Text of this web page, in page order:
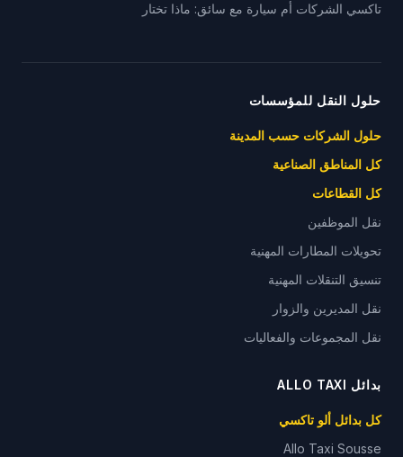
تاكسي الشركات أم سيارة مع سائق: ماذا تختار
حلول النقل للمؤسسات
حلول الشركات حسب المدينة
كل المناطق الصناعية
كل القطاعات
نقل الموظفين
تحويلات المطارات المهنية
تنسيق التنقلات المهنية
نقل المديرين والزوار
نقل المجموعات والفعاليات
بدائل ALLO TAXI
كل بدائل ألو تاكسي
Allo Taxi Sousse